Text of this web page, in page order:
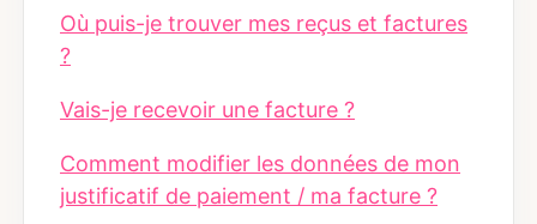
Où puis-je trouver mes reçus et factures
?
Vais-je recevoir une facture ?
Comment modifier les données de mon
justificatif de paiement / ma facture ?